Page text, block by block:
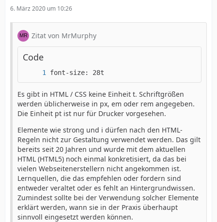
6. März 2020 um 10:26
Zitat von MrMurphy
Code
font-size: 28t
Es gibt in HTML / CSS keine Einheit t. Schriftgrößen
werden üblicherweise in px, em oder rem angegeben.
Die Einheit pt ist nur für Drucker vorgesehen.
Elemente wie strong und i dürfen nach den HTML-
Regeln nicht zur Gestaltung verwendet werden. Das gilt
bereits seit 20 Jahren und wurde mit dem aktuellen
HTML (HTML5) noch einmal konkretisiert, da das bei
vielen Webseitenerstellern nicht angekommen ist.
Lernquellen, die das empfehlen oder fordern sind
entweder veraltet oder es fehlt an Hintergrundwissen.
Zumindest sollte bei der Verwendung solcher Elemente
erklärt werden, wann sie in der Praxis überhaupt
sinnvoll eingesetzt werden können.